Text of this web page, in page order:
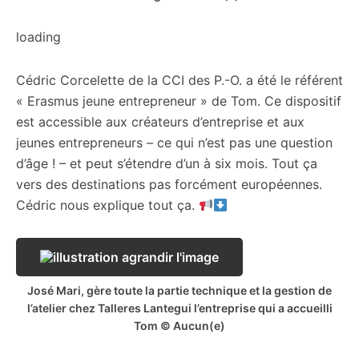
loading
Cédric Corcelette de la CCI des P.-O. a été le référent
« Erasmus jeune entrepreneur » de Tom. Ce dispositif
est accessible aux créateurs d’entreprise et aux
jeunes entrepreneurs – ce qui n’est pas une question
d’âge ! – et peut s’étendre d’un à six mois. Tout ça
vers des destinations pas forcément européennes.
Cédric nous explique tout ça.
José Mari, gère toute la partie technique et la gestion de
l’atelier chez Talleres Lantegui l’entreprise qui a accueilli
Tom © Aucun(e)